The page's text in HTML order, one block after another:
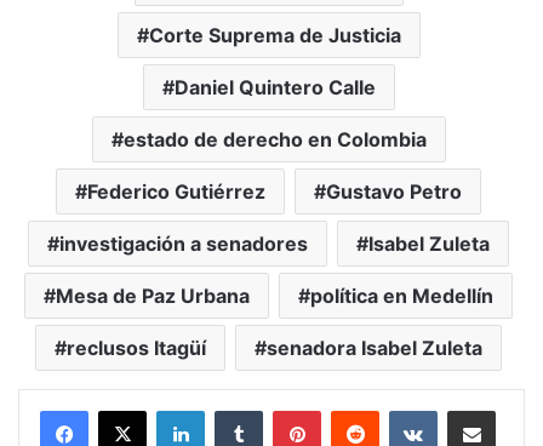
Corte Suprema de Justicia
Daniel Quintero Calle
estado de derecho en Colombia
Federico Gutiérrez Gustavo Petro
investigación a senadores Isabel Zuleta
Mesa de Paz Urbana política en Medellín
reclusos Itagüí senadora Isabel Zuleta
LinkedInTumblr PinterestReddit VKontakteCompartir vía Mail